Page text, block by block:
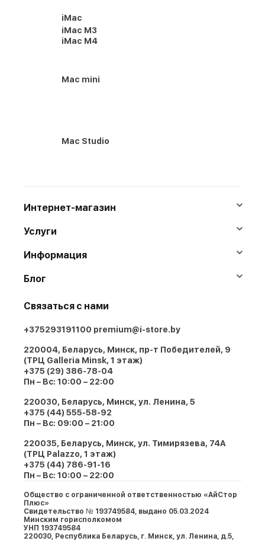
iMac
iMac M3
iMac M4
Mac mini
Mac Studio
Интернет-магазин
Услуги
Информация
Блог
Связаться с нами
+375293191100 premium@i-store.by
220004, Беларусь, Минск, пр-т Победителей, 9
(ТРЦ Galleria Minsk, 1 этаж)
+375 (29) 386-78-04
Пн – Вс: 10:00 – 22:00
220030, Беларусь, Минск, ул. Ленина, 5
+375 (44) 555-58-92
Пн – Вс: 09:00 – 21:00
220035, Беларусь, Минск, ул. Тимирязева, 74A
(ТРЦ Palazzo, 1 этаж)
+375 (44) 786-91-16
Пн – Вс: 10:00 – 22:00
Общество с ограниченной ответственностью «АйСтор
Плюс»
Свидетельство № 193749584, выдано 05.03.2024
Минским горисполкомом
УНП 193749584
220030, Республика Беларусь, г. Минcк, ул. Ленина, д.5,